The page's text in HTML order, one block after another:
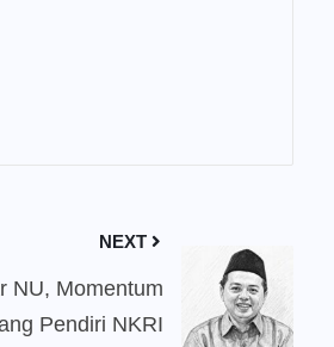
NEXT
NU, Momentum
Pendiri NKRI